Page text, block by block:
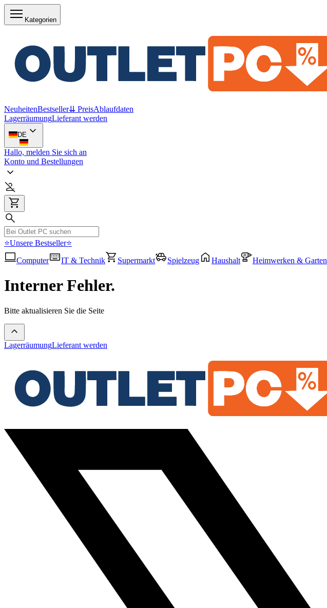
Kategorien
NeuheitenBestseller⇊ PreisAblaufdaten
LagerräumungLieferant werden
DE
Hallo, melden Sie sich an
Konto und Bestellungen
⭐Unsere Bestseller⭐
Computer
IT & Technik Supermarkt Spielzeug Haushalt Heimwerken & Garten
Interner Fehler.
Bitte aktualisieren Sie die Seite
LagerräumungLieferant werden